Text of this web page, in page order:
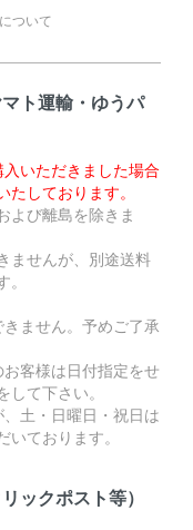
ついて
ト運輸・ゆうパ
いただきました場合
しております。
よび離島を除きま
ませんが、別途送料
ません。予めご了承
客様は日付指定をせ
て下さい。
土・日曜日・祝日は
ております。
ックポスト等）